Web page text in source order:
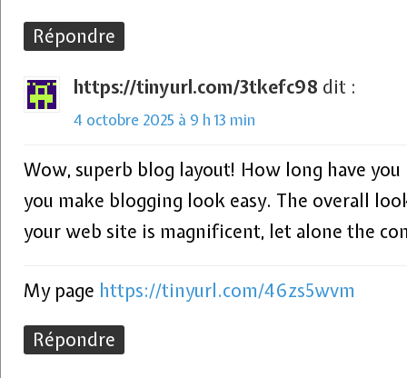
Répondre
https://tinyurl.com/3tkefc98 dit :
4 octobre 2025 à 9 h 13 min
Wow, superb blog layout! How long have
you make blogging look easy. The overall
your web site is magnificent, let alone the
My page https://tinyurl.com/46zs5wvm
Répondre